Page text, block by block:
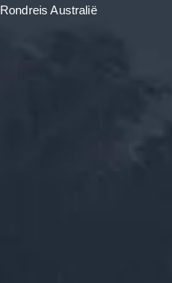
Rondreis Australië